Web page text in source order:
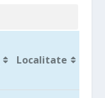
Localitate